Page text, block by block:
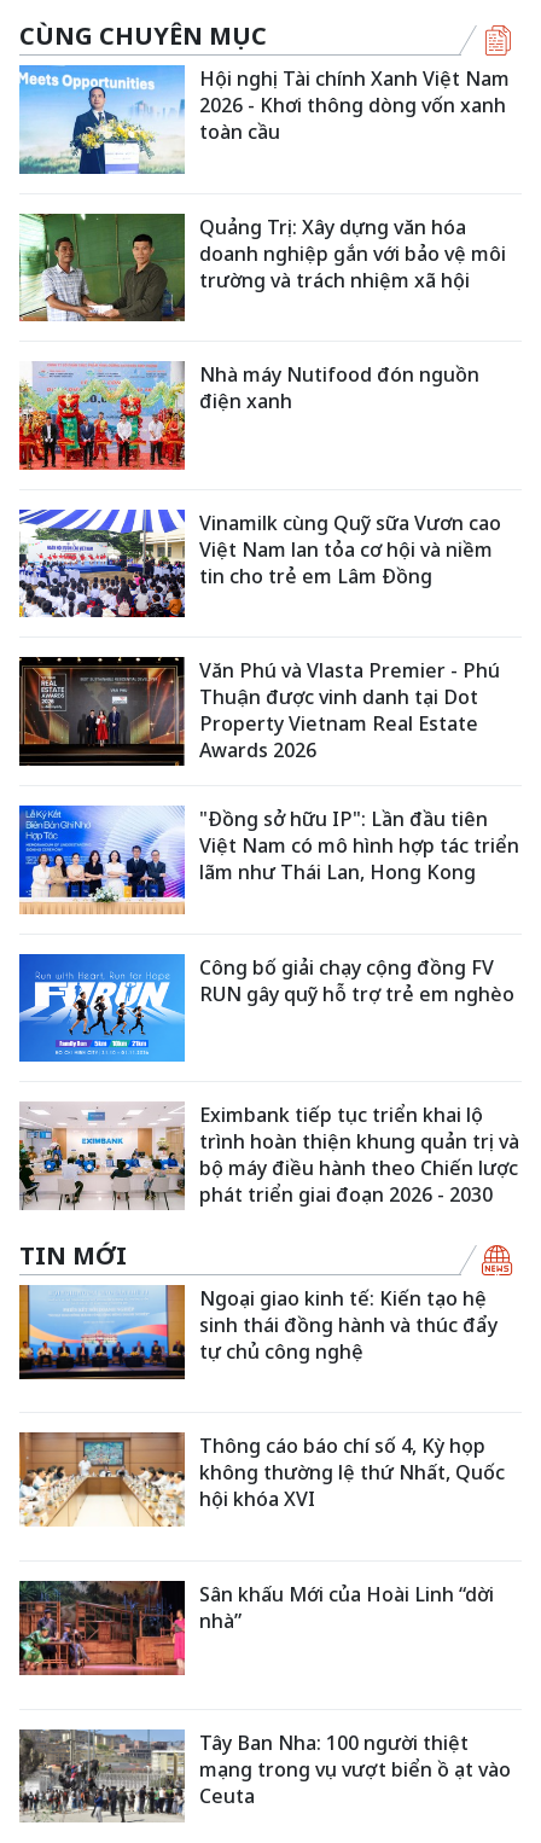
CÙNG CHUYÊN MỤC
Hội nghị Tài chính Xanh Việt Nam
2026 - Khơi thông dòng vốn xanh
toàn cầu
Quảng Trị: Xây dựng văn hóa
doanh nghiệp gắn với bảo vệ môi
trường và trách nhiệm xã hội
Nhà máy Nutifood đón nguồn
điện xanh
Vinamilk cùng Quỹ sữa Vươn cao
Việt Nam lan tỏa cơ hội và niềm
tin cho trẻ em Lâm Đồng
Văn Phú và Vlasta Premier - Phú
Thuận được vinh danh tại Dot
Property Vietnam Real Estate
Awards 2026
"Đồng sở hữu IP": Lần đầu tiên
Việt Nam có mô hình hợp tác triển
lãm như Thái Lan, Hong Kong
Công bố giải chạy cộng đồng FV
RUN gây quỹ hỗ trợ trẻ em nghèo
Eximbank tiếp tục triển khai lộ
trình hoàn thiện khung quản trị và
bộ máy điều hành theo Chiến lược
phát triển giai đoạn 2026 - 2030
TIN MỚI
Ngoại giao kinh tế: Kiến tạo hệ
sinh thái đồng hành và thúc đẩy
tự chủ công nghệ
Thông cáo báo chí số 4, Kỳ họp
không thường lệ thứ Nhất, Quốc
hội khóa XVI
Sân khấu Mới của Hoài Linh “dời
nhà”
Tây Ban Nha: 100 người thiệt
mạng trong vụ vượt biển ồ ạt vào
Ceuta